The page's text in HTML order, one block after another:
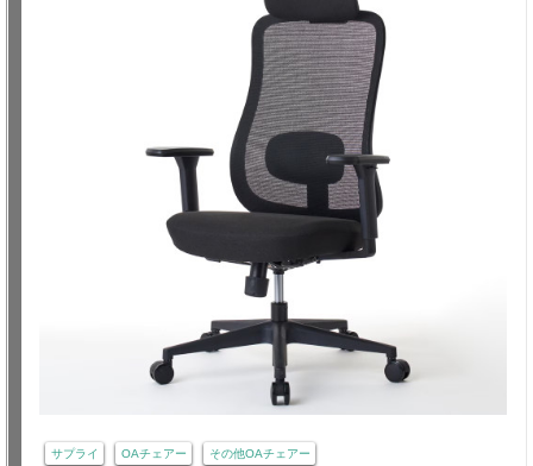
サプライ OAチェアー その他OAチェアー